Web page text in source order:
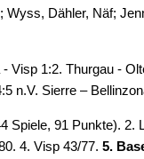
Wyss, Dähler, Näf;
Visp 1:2. Thurgau -
n.V. Sierre –
Spiele, 91 Punkte). 2.
4. Visp 43/77. 5.